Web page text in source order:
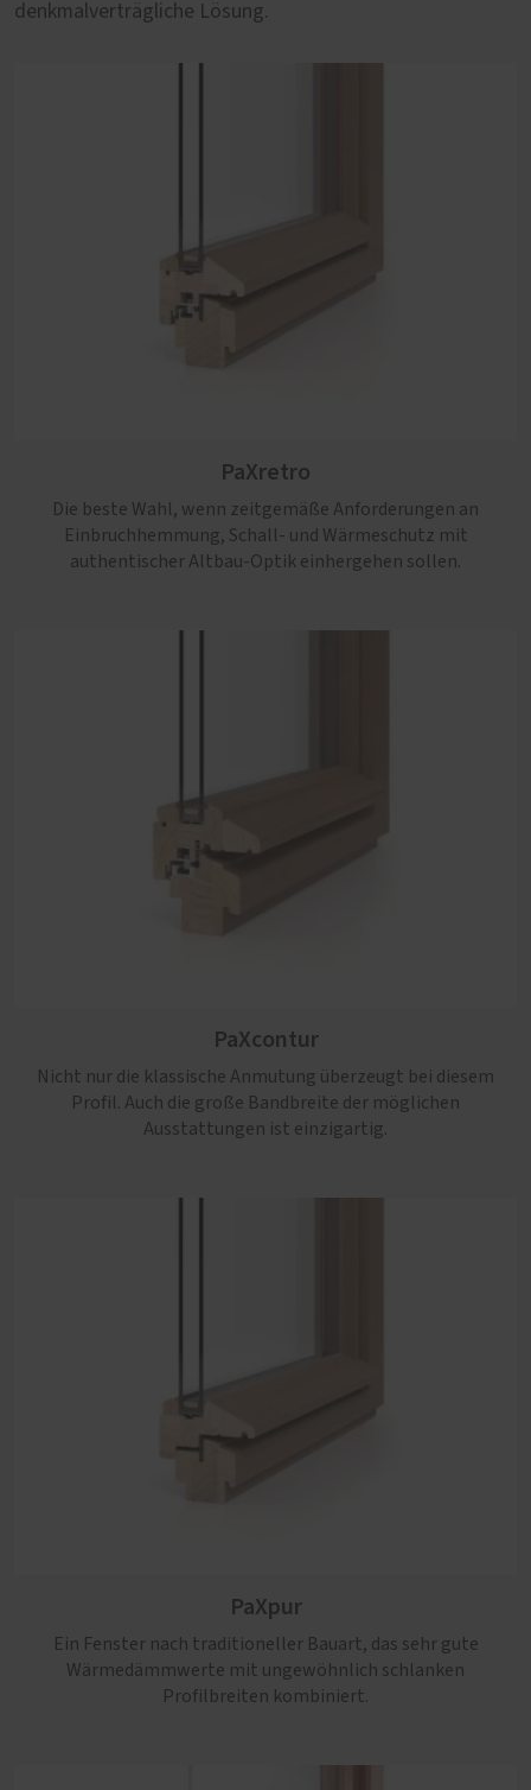
denkmalverträgliche Lösung.
PaXretro
Die beste Wahl, wenn zeitgemäße Anforderungen an
Einbruchhemmung, Schall- und Wärmeschutz mit
authentischer Altbau-Optik einhergehen sollen.
PaXcontur
Nicht nur die klassische Anmutung überzeugt bei diesem
Profil. Auch die große Bandbreite der möglichen
Ausstattungen ist einzigartig.
PaXpur
Ein Fenster nach traditioneller Bauart, das sehr gute
Wärmedämmwerte mit ungewöhnlich schlanken
Profilbreiten kombiniert.
Nicht nur die klassische Anmutung überzeugt bei diesem
Profil. Auch die große Bandbreite der möglichen
Ausstattungen ist einzigartig.
Die beste Wahl, wenn zeitgemäße Anforderungen an
Einbruchhemmung, Schall- und Wärmeschutz mit
authentischer Altbau-Optik einhergehen sollen.